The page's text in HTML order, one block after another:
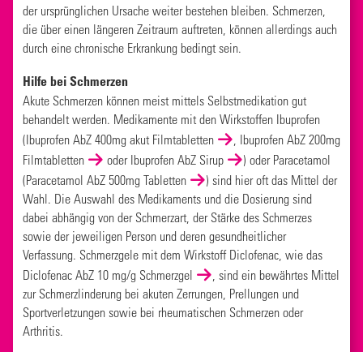
der ursprünglichen Ursache weiter bestehen bleiben. Schmerzen,
die über einen längeren Zeitraum auftreten, können allerdings auch
durch eine chronische Erkrankung bedingt sein.
Hilfe bei Schmerzen
Akute Schmerzen können meist mittels Selbstmedikation gut
behandelt werden. Medikamente mit den Wirkstoffen Ibuprofen
(Ibuprofen AbZ 400mg akut Filmtabletten
Ibuprofen AbZ 200mg
Filmtabletten
oder Ibuprofen AbZ Sirup
) oder Paracetamol
(Paracetamol AbZ 500mg Tabletten
) sind hier oft das Mittel der
Wahl. Die Auswahl des Medikaments und die Dosierung sind
dabei abhängig von der Schmerzart, der Stärke des Schmerzes
sowie der jeweiligen Person und deren gesundheitlicher
Verfassung. Schmerzgele mit dem Wirkstoff Diclofenac, wie das
Diclofenac AbZ 10 mg/g Schmerzgel
, sind ein bewährtes Mittel
zur Schmerzlinderung bei akuten Zerrungen, Prellungen und
Sportverletzungen sowie bei rheumatischen Schmerzen oder
Arthritis.